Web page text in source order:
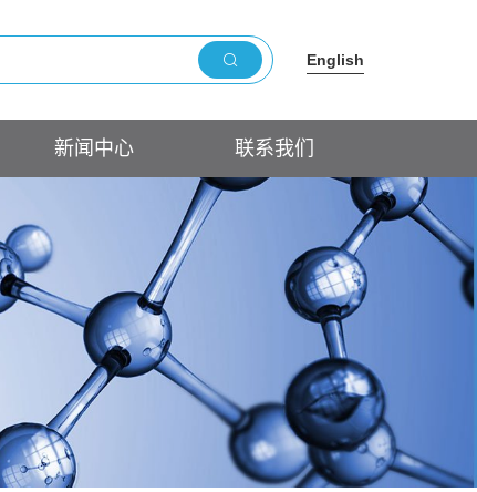
English
新闻中心 联系我们